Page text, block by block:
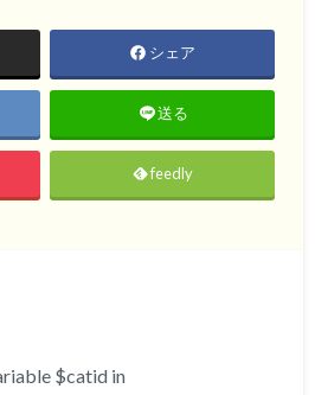
シェア
送る
feedly
$catid in